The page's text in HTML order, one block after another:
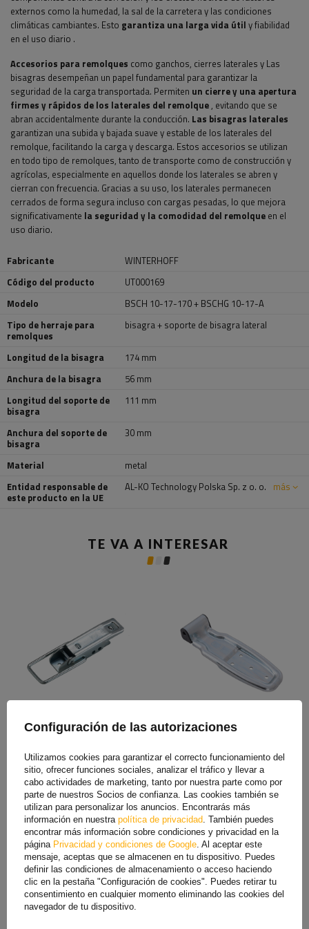
externos como la humedad, la sal de la carretera y las condiciones
climáticas cambiantes. Esto garantiza una larga vida útil y fiabilidad
en el uso diario .
Accesorios para remolques como ganchos, cierres laterales y Las
bisagras desempeñan un papel fundamental para garantizar la
seguridad de la carga transportada. Permiten un cierre y una apertura
firmes y rápidos de los laterales del remolque, evitando que se
abran accidentalmente durante la conducción. Las bisagras laterales
garantizan una subida y bajada suave y estable de los laterales del
remolque, facilitando la carga y descarga. Estos accesorios se utilizan
en todo tipo de remolques, tanto de transporte como de construcción y
agrícolas, especialmente en aquellos donde los laterales se abren y
cierran con frecuencia. Gracias a su uso, los laterales permanecen
cerrados de forma segura incluso con cargas pesadas, lo que mejora
significativamente la seguridad y la comodidad del remolque en el
uso diario.
Fabricante
WINTERHOFF
Código del producto
UT000169
Modelo
BSCH 10-17-170 + BSCHG 10-17-A
Tipo de herraje para
remolques
bisagra + soporte de bisagra lateral
Longitud de la bisagra
174 mm
Anchura de la bisagra
56 mm
Longitud del soporte de
bisagra
111 mm
Anchura del soporte de
bisagra
30 mm
Material
metal
Entidad responsable de
este producto en la UE
AL-KO Technology Polska Sp. z o. o. más
TE VA A INTERESAR
Gancho lateral para
remolque WINTERHOFF BV
4,89 €
Bisagra lateral para
instalación STEELPRESS HB-
de remolque
15,39 €
11,50 €
El precio más bajo del producto en
los 30 días anteriores al descuento:
12,30 €
Configuración de las autorizaciones
Utilizamos cookies para garantizar el correcto funcionamiento del
sitio, ofrecer funciones sociales, analizar el tráfico y llevar a
cabo actividades de marketing, tanto por nuestra parte como por
parte de nuestros Socios de confianza. Las cookies también se
utilizan para personalizar los anuncios. Encontrarás más
información en nuestra política de privacidad . También puedes
encontrar más información sobre condiciones y privacidad en la
página Privacidad y condiciones de Google . Al aceptar este
mensaje, aceptas que se almacenen en tu dispositivo. Puedes
definir las condiciones de almacenamiento o acceso haciendo
clic en la pestaña "Configuración de cookies". Puedes retirar tu
consentimiento en cualquier momento eliminando las cookies del
navegador de tu dispositivo.